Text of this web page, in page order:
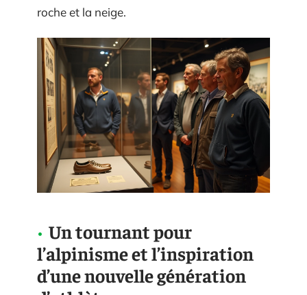
roche et la neige.
Un tournant pour
l’alpinisme et l’inspiration
d’une nouvelle génération